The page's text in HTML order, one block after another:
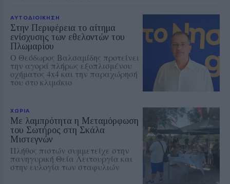
ΑΥΤΟΔΙΟΙΚΗΣΗ
Στην Περιφέρεια το αίτημα
ενίσχυσης των εθελοντών του
Πλωμαρίου
Ο Θεόδωρος Βαλσαμίδης προτείνει
την αγορά πλήρως εξοπλισμένου
οχήματος 4x4 και την παραχώρησή
του στο κλιμάκιο
ΧΩΡΙΑ
Με λαμπρότητα η Μεταμόρφωση
του Σωτήρος στη Σκάλα
Μιστεγνών
Πλήθος πιστών συμμετείχε στην
πανηγυρική Θεία Λειτουργία και
στην ευλογία των σταφυλιών